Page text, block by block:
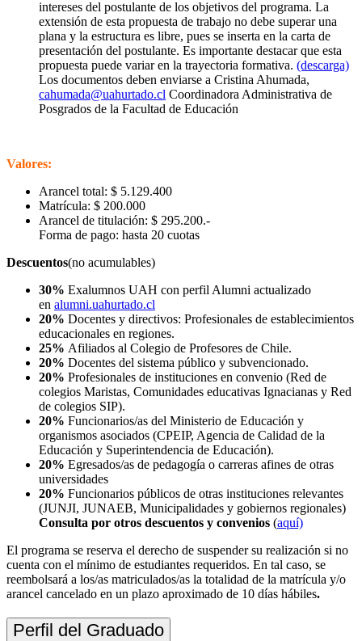
intereses del postulante de los objetivos del programa. La
extensión de esta propuesta de trabajo no debe superar una
plana y la estructura es libre, pues se inserta en la carta de
presentación del postulante. Es importante destacar que esta
propuesta puede variar en la trayectoria formativa. (descarga)
Los documentos deben enviarse a Cristina Ahumada,
cahumada@uahurtado.cl Coordinadora Administrativa de
Posgrados de la Facultad de Educación
Valores:
Arancel total: $ 5.129.400
Matrícula: $ 200.000
Arancel de titulación: $ 295.200.-
Forma de pago: hasta 20 cuotas
Descuentos(no acumulables)
30% Exalumnos UAH con perfil Alumni actualizado
en alumni.uahurtado.cl
20% Docentes y directivos: Profesionales de establecimientos
educacionales en regiones.
25% Afiliados al Colegio de Profesores de Chile.
20% Docentes del sistema público y subvencionado.
20% Profesionales de instituciones en convenio (Red de
colegios Maristas, Comunidades educativas Ignacianas y Red
de colegios SIP).
20% Funcionarios/as del Ministerio de Educación y
organismos asociados (CPEIP, Agencia de Calidad de la
Educación y Superintendencia de Educación).
20% Egresados/as de pedagogía o carreras afines de otras
universidades
20% Funcionarios públicos de otras instituciones relevantes
(JUNJI, JUNAEB, Municipalidades y gobiernos regionales)
Consulta por otros descuentos y convenios (aquí)
El programa se reserva el derecho de suspender su realización si no
cuenta con el mínimo de estudiantes requeridos. En tal caso, se
reembolsará a los/as matriculados/as la totalidad de la matrícula y/o
arancel cancelado en un plazo aproximado de 10 días hábiles.
Perfil del Graduado